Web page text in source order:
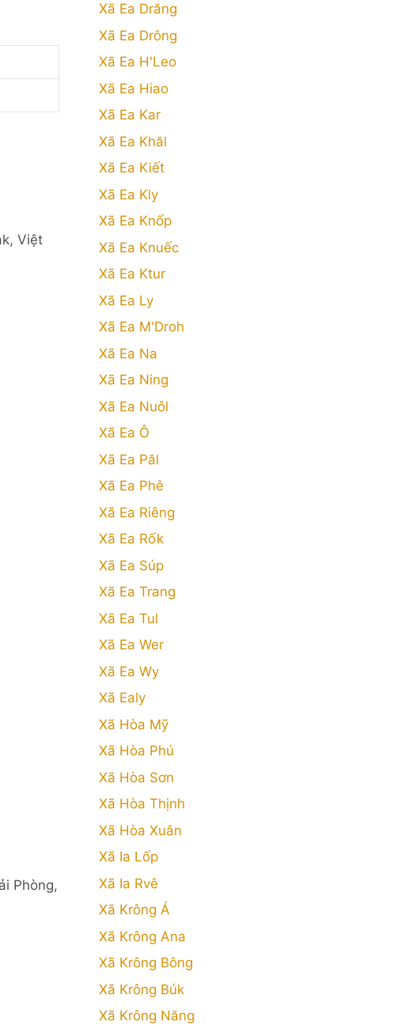
Việt
Phòng,
Xã Ea Drăng
Xã Ea Drông
Xã Ea H'Leo
Xã Ea Hiao
Xã Ea Kar
Xã Ea Khăl
Xã Ea Kiết
Xã Ea Kly
Xã Ea Knốp
Xã Ea Knuếc
Xã Ea Ktur
Xã Ea Ly
Xã Ea M'Droh
Xã Ea Na
Xã Ea Ning
Xã Ea Nuôl
Xã Ea Ô
Xã Ea Păl
Xã Ea Phê
Xã Ea Riêng
Xã Ea Rốk
Xã Ea Súp
Xã Ea Trang
Xã Ea Tul
Xã Ea Wer
Xã Ea Wy
Xã Ealy
Xã Hòa Mỹ
Xã Hòa Phú
Xã Hòa Sơn
Xã Hòa Thịnh
Xã Hòa Xuân
Xã Ia Lốp
Xã Ia Rvê
Xã Krông Á
Xã Krông Ana
Xã Krông Bông
Xã Krông Búk
Xã Krông Năng